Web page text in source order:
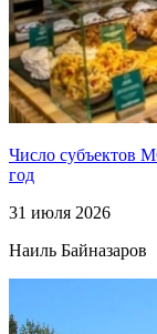
Число субъектов
год
31 июля 2026
Наиль Байназаров